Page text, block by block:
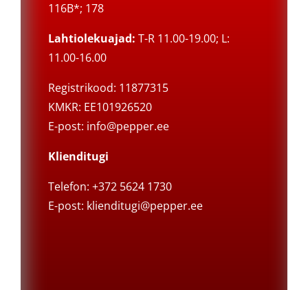
116B*; 178
Lahtiolekuajad: T-R 11.00-19.00; L:
11.00-16.00
Registrikood: 11877315
KMKR: EE101926520
E-post: info@pepper.ee
Klienditugi
Telefon: +372 5624 1730
E-post: klienditugi@pepper.ee